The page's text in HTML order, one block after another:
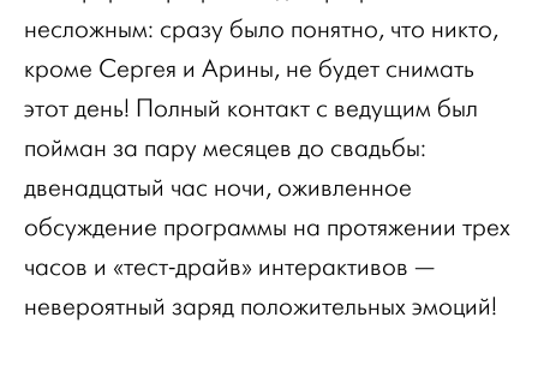
несложным: сразу было понятно, что никто,
кроме Сергея и Арины, не будет снимать
этот день! Полный контакт с ведущим был
пойман за пару месяцев до свадьбы:
двенадцатый час ночи, оживленное
обсуждение программы на протяжении трех
часов и «тест-драйв» интерактивов —
невероятный заряд положительных эмоций!